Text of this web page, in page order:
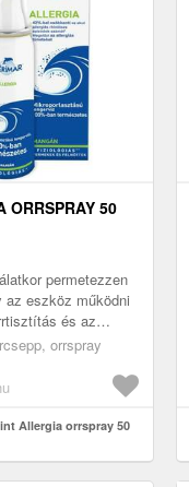
ORRSPRAY 50
permetezzen
az eszköz működni
és az
hidratálása:
orrspray
Allergia orrspray 50